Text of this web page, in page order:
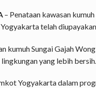
– Penataan kawasan
telah
kumuh Sungai Gajah
yang lebih bersih.
Yogyakarta dalam